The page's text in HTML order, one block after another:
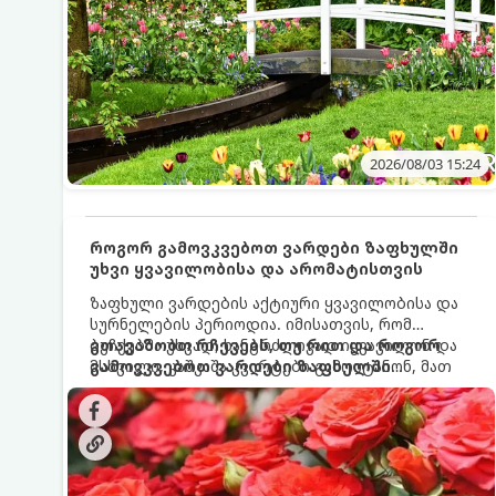
2026/08/03 15:24
როგორ გამოვკვებოთ ვარდები ზაფხულში
უხვი ყვავილობისა და არომატისთვის
ზაფხული ვარდების აქტიური ყვავილობისა და
სურნელების პერიოდია. იმისათვის, რომ
ბუჩქებმა უხვად, ხანგრძლივად იყვავილონ და
მსხვილი, კაშკაშა კვირტები გამოიტანონ, მათ
რეგულარული და სწორი გამოკვება
სჭირდებათ. ზაფხულის პერიოდში მცენარის
მოთხოვნილებები იცვლება, ამიტომ
მნიშვნელოვანია ვიცოდეთ, რომელი სასუქები
გამოიყენება ამ დროს.
გთავაზობთ რჩევებს, თუ რით და როგორ
გამოვკვებოთ ვარდები ზაფხულში
საუკეთესო შედეგის მისაღწევად: